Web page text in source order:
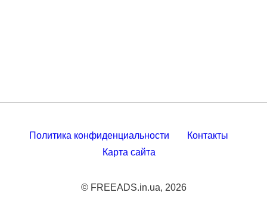
Политика конфиденциальности
Контакты
Карта сайта
© FREEADS.in.ua, 2026